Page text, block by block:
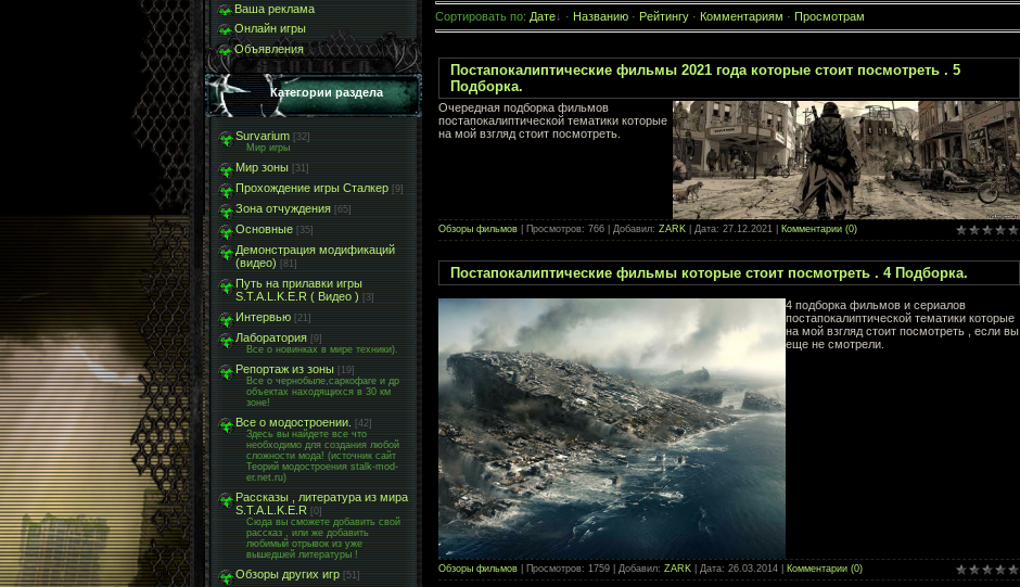
Ваша реклама
Онлайн игры
Объявления
Категории раздела
Survarium [32]
Мир игры
Мир зоны [31]
Прохождение игры Сталкер [9]
Зона отчуждения [65]
Основные [35]
Демонстрация модификаций
(видео) [81]
Путь на прилавки игры
S.T.A.L.K.E.R ( Видео ) [3]
Интервью [21]
Лаборатория [9]
Все о новинках в мире техники).
Репортаж из зоны [19]
Все о чернобыле,саркофаге и др
объектах находящихся в 30 км
зоне!
Все о модостроении.
[42]
Здесь вы найдете все что
необходимо для создания любой
сложности мода! (источник сайт
Теорий модостроения stalk-mod-
er.net.ru)
Рассказы , литература из мира
S.T.A.L.K.E.R [0]
Сюда вы сможете добавить свой
рассказ , или же добавить
любимый отрывок из уже
вышедшей литературы !
Обзоры других игр [51]
Сортировать по: Дате · Названию · Рейтингу · Комментариям · Просмотрам
Постапокалиптические фильмы 2021 года которые стоит посмотреть . 5
Подборка.
Очередная подборка фильмов
постапокалиптической тематики которые
на мой взгляд стоит посмотреть.
Обзоры фильмов | Просмотров: 766 | Добавил: ZARK | Дата: 27.12.2021 Комментарии (0)
Постапокалиптические фильмы которые стоит посмотреть . 4 Подборка.
4 подборка фильмов и сериалов
постапокалиптической тематики которые
на мой взгляд стоит посмотреть , если вы
еще не смотрели.
Обзоры фильмов | Просмотров: 1759 | Добавил: ZARK | Дата: 26.03.2014 Комментарии (0)